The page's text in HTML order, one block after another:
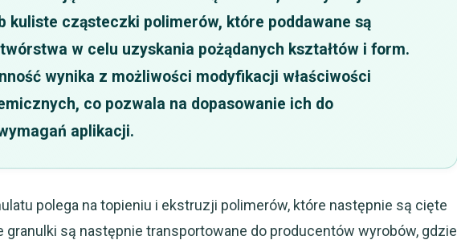
kuliste cząsteczki polimerów, które poddawane są
w celu uzyskania pożądanych kształtów i form.
wynika z możliwości modyfikacji właściwości
co pozwala na dopasowanie ich do
aplikacji.
polega na topieniu i ekstruzji polimerów, które następnie są cięte
granulki są następnie transportowane do producentów wyrobów, gdzie